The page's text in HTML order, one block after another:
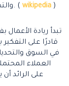
والتطوير، حيث يجمع بين الفكرة والتمويل والتنفيذ. ( wikipedia )
تبدأ ريادة
قادرًا على
في السوق
العملاء
على الرائد